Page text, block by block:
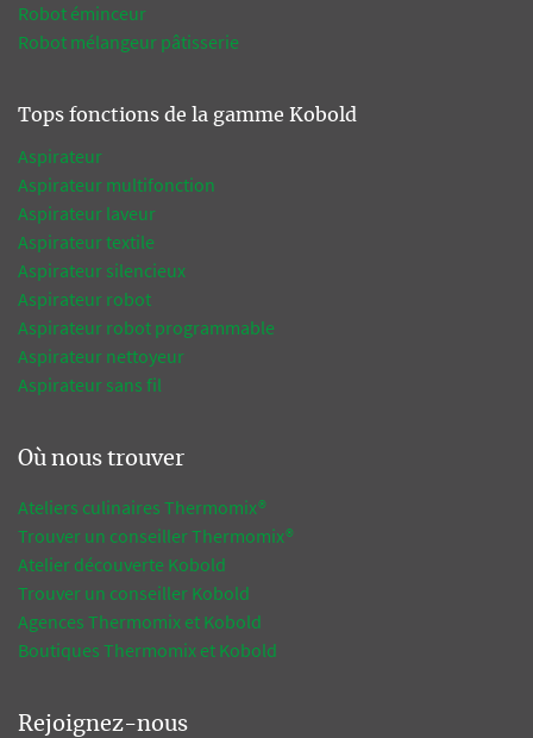
Robot éminceur
Robot mélangeur pâtisserie
Tops fonctions de la gamme Kobold
Aspirateur
Aspirateur multifonction
Aspirateur laveur
Aspirateur textile
Aspirateur silencieux
Aspirateur robot
Aspirateur robot programmable
Aspirateur nettoyeur
Aspirateur sans fil
Où nous trouver
Ateliers culinaires Thermomix®
Trouver un conseiller Thermomix®
Atelier découverte Kobold
Trouver un conseiller Kobold
Agences Thermomix et Kobold
Boutiques Thermomix et Kobold
Rejoignez-nous